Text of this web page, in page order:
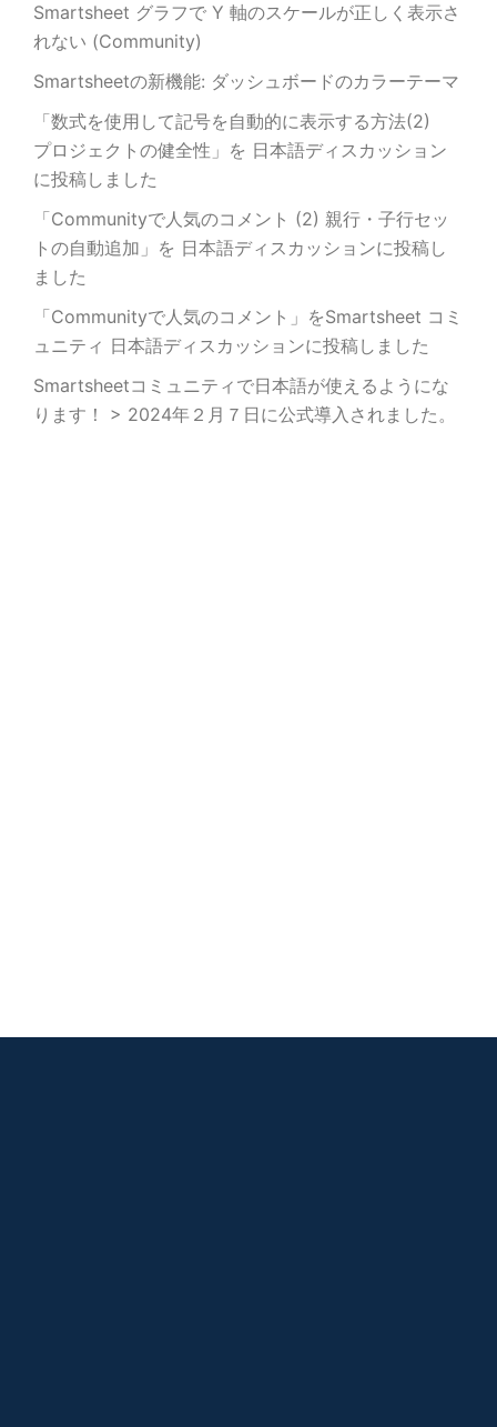
Smartsheet グラフで Y 軸のスケールが正しく表示さ
れない (Community)
Smartsheetの新機能: ダッシュボードのカラーテーマ
「数式を使用して記号を自動的に表示する方法(2)
プロジェクトの健全性」を 日本語ディスカッション
に投稿しました
「Communityで人気のコメント (2) 親行・子行セッ
トの自動追加」を 日本語ディスカッションに投稿し
ました
「Communityで人気のコメント」をSmartsheet コミ
ュニティ 日本語ディスカッションに投稿しました
Smartsheetコミュニティで日本語が使えるようにな
ります！ > 2024年２月７日に公式導入されました。